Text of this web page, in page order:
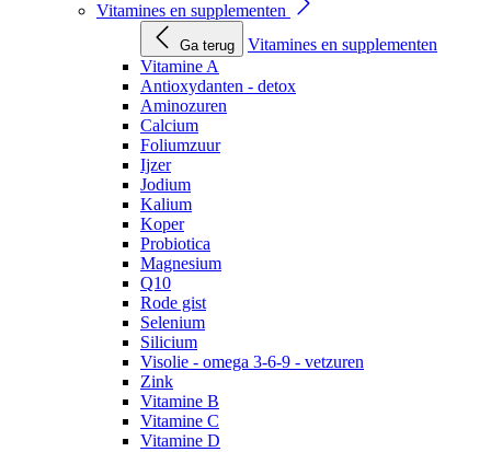
Vitamines en supplementen
Ga terug
Vitamines en supplementen
Vitamine A
Antioxydanten - detox
Aminozuren
Calcium
Foliumzuur
Ijzer
Jodium
Kalium
Koper
Probiotica
Magnesium
Q10
Rode gist
Selenium
Silicium
Visolie - omega 3-6-9 - vetzuren
Zink
Vitamine B
Vitamine C
Vitamine D